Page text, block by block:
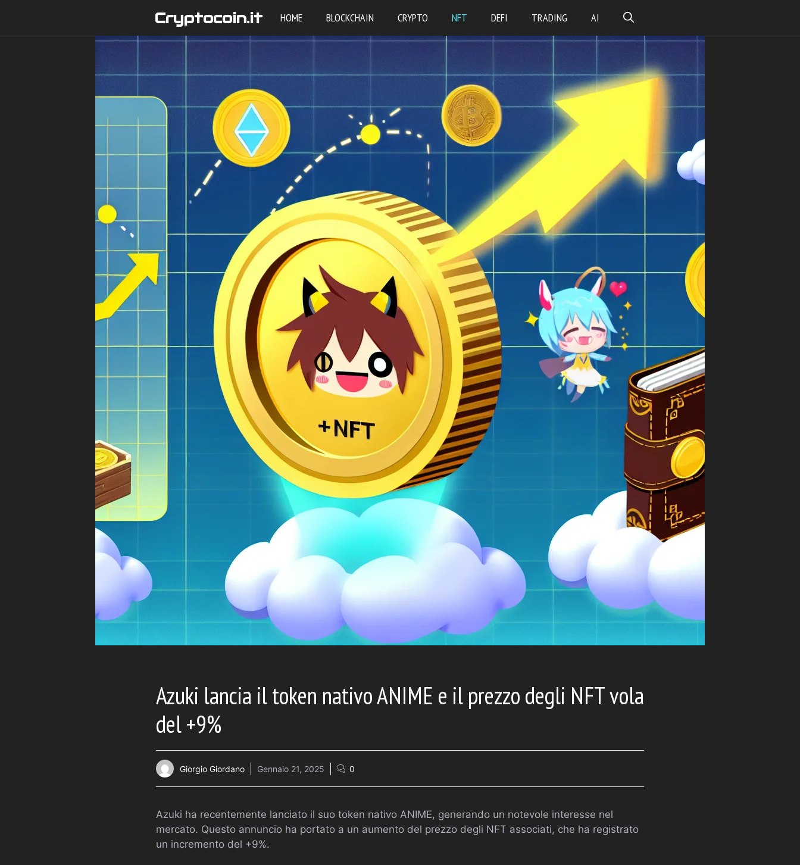
Cryptocoin.it HOME BLOCKCHAIN CRYPTO NFT DEFI TRADING AI
Azuki lancia il token nativo ANIME e il prezzo degli NFT vola
del +9%
Giorgio Giordano Gennaio 21, 2025 0
Azuki ha recentemente lanciato il suo token nativo ANIME, generando un notevole interesse nel
mercato. Questo annuncio ha portato a un aumento del prezzo degli NFT associati, che ha registrato
un incremento del +9%.